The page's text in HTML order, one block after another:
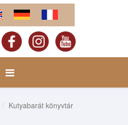
Kutyabarát könyvtár